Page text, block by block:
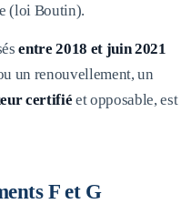
(loi Boutin).
entre 2018 et juin 2021
un renouvellement, un
certifié et opposable, est
F et G